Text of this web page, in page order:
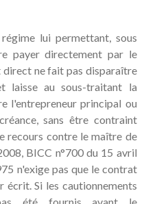
lui permettant, sous
payer directement par le
direct ne fait pas disparaître
laisse au sous-traitant la
l'entrepreneur principal ou
sans être contraint
recours contre le maître de
BICC n°700 du 15 avril
n'exige pas que le contrat
Si les cautionnements